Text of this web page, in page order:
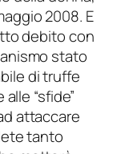
2008. E
debito con
stato
di truffe
“sfide”
attaccare
tanto